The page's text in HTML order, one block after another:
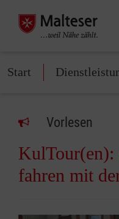
Start
Vorlesen
KulTour(en):
fahren mit